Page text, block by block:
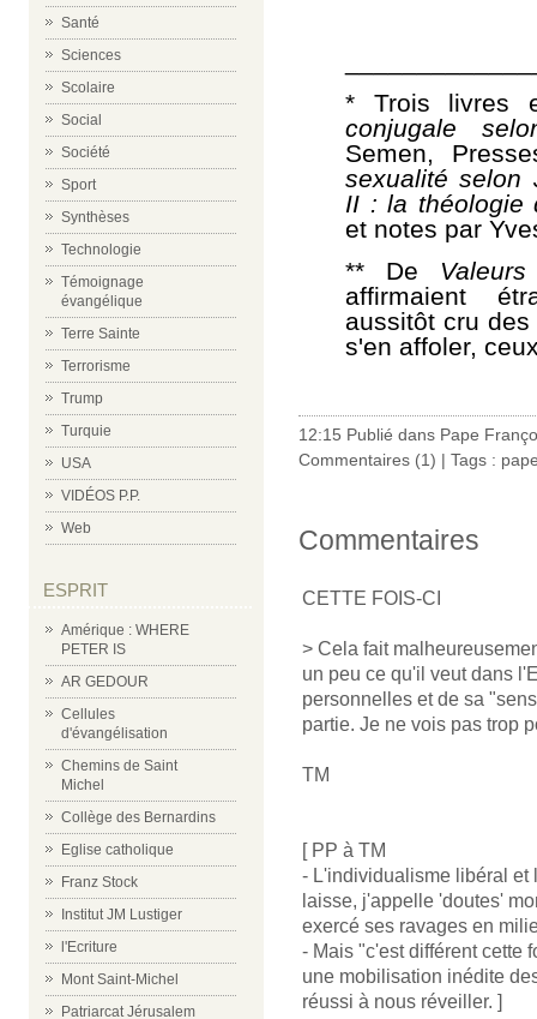
Santé
Sciences
Scolaire
Social
Société
Sport
Synthèses
Technologie
Témoignage
évangélique
Terre Sainte
Terrorisme
Trump
Turquie
USA
VIDÉOS P.P.
Web
ESPRIT
Amérique : WHERE
PETER IS
AR GEDOUR
Cellules
d'évangélisation
Chemins de Saint
Michel
Collège des Bernardins
Eglise catholique
Franz Stock
Institut JM Lustiger
l'Ecriture
Mont Saint-Michel
Patriarcat Jérusalem
* Trois livres
conjugale
Semen,
sexualité selon
II :la
et notes par
** De
affirmaient
aussitôt cru
s'en affoler,
12:15 Publié dans Pape
Commentaires (1) | Tags :
Commentaires
CETTE FOIS-CI
> Cela fait
un peu ce qu'il veut dans
personnelles et de sa
partie. Je ne vois pas trop
TM
[ PP à TM
- L'individualisme libéral et
laisse, j'appelle 'doutes'
exercé ses ravages en
- Mais "c'est différent cette
une mobilisation inédite
réussi à nous réveiller. ]